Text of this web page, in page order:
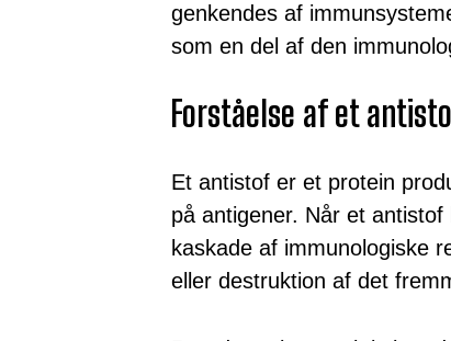
genkendes af
som en del af den
Forståelse af et
Et antistof er et protein
på antigener. Når et
kaskade af immunologiske
eller destruktion af det